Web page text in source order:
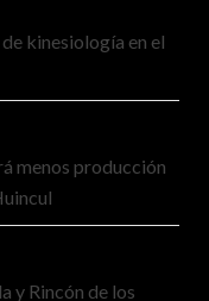
kinesiología en el
menos producción
y Rincón de los